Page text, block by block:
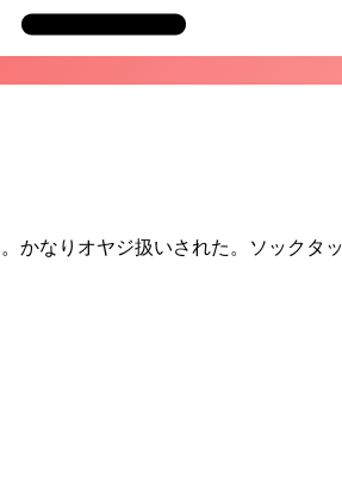
かなりオヤジ扱いされた。ソックタ